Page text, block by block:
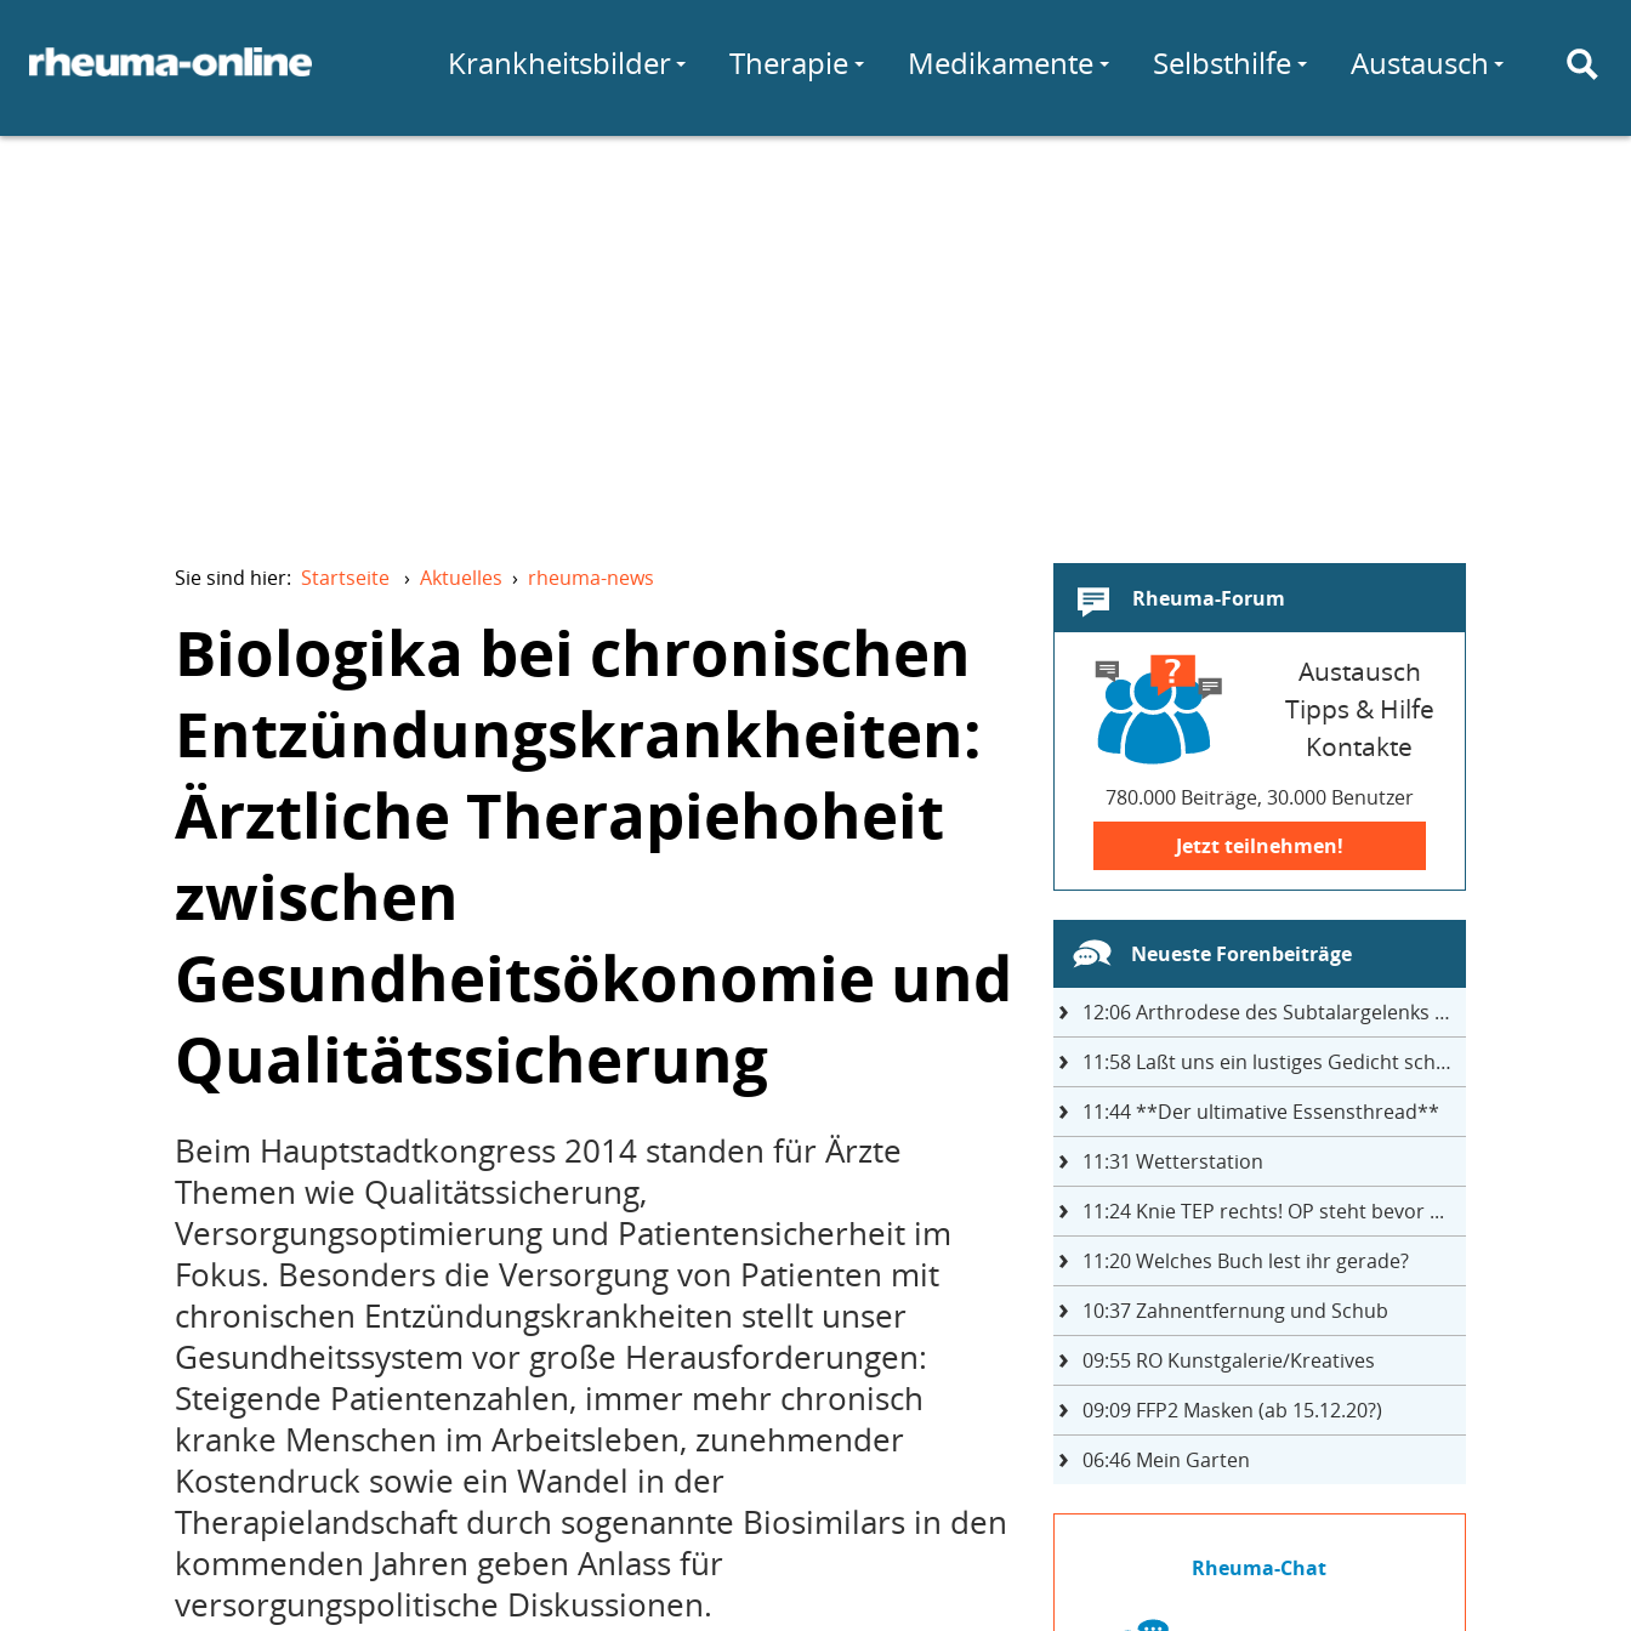
Krankheitsbilder Therapie Medikamente Selbsthilfe Austausch
Sie sind hier: Startseite › Aktuelles › rheuma-news
Biologika bei chronischen
Entzündungskrankheiten:
Ärztliche Therapiehoheit
zwischen
Gesundheitsökonomie und
Qualitätssicherung
Beim Hauptstadtkongress 2014 standen für Ärzte
Themen wie Qualitätssicherung,
Versorgungsoptimierung und Patientensicherheit im
Fokus. Besonders die Versorgung von Patienten mit
chronischen Entzündungskrankheiten stellt unser
Gesundheitssystem vor große Herausforderungen:
Steigende Patientenzahlen, immer mehr chronisch
kranke Menschen im Arbeitsleben, zunehmender
Kostendruck sowie ein Wandel in der
Therapielandschaft durch sogenannte Biosimilars in den
kommenden Jahren geben Anlass für
versorgungspolitische Diskussionen.
Rheuma-Forum
Austausch
Tipps & Hilfe
Kontakte
780.000 Beiträge, 30.000 Benutzer
Jetzt teilnehmen!
Neueste Forenbeiträge
12:06Arthrodese des Subtalargelenks mit 27
11:58Laßt uns ein lustiges Gedicht schreiben- jeder einen Satz
11:44**Der ultimative Essensthread**
11:31 Wetterstation
11:24Knie TEP rechts! OP steht bevor ...
11:20Welches Buch lest ihr gerade?
10:37Zahnentfernung und Schub
09:55RO Kunstgalerie/Kreatives
09:09FFP2 Masken (ab 15.12.20?)
06:46Mein Garten
Rheuma-Chat